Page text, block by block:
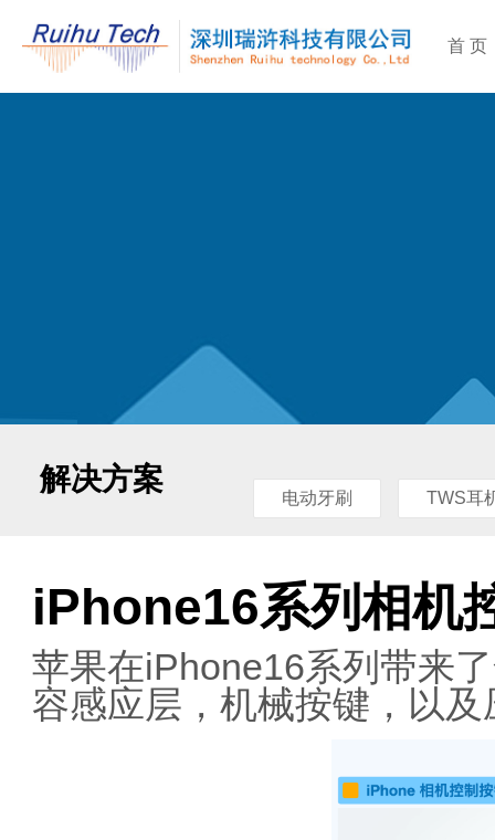
首 页
解决方案
电动牙刷 TWS耳
iPhone16系列相机
苹果在iPhone16系列带来
容感应层，机械按键，以